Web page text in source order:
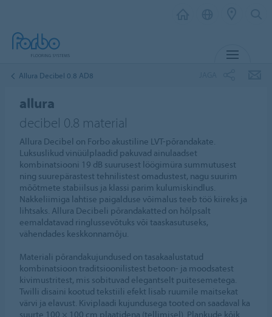
Allura Decibel 0.8 AD8
allura
decibel 0.8 material
Allura Decibel on Forbo akustiline LVT-põrandakate.
Luksuslikud vinüülplaadid pakuvad ainulaadset
kombinatsiooni 19 dB suurusest löögimüra summutusest
ning suurepärastest tehnilistest omadustest, nagu suurim
mõõtmete stabiilsus ja klassi parim kulumiskindlus.
Nakkeliimiga lahtise paigalduse võimalus teeb töö kiireks ja
lihtsaks. Allura Decibeli põrandakatted on hõlpsalt
eemaldatavad ringlussevõtuks või taaskasutuseks,
vähendades keskkonnamõju.
Materiali põrandakujundused on tasakaalustatud
kombinatsioon traditsioonilistest betoon- ja moodsatest
kivimustritest, mis sobituvad elegantselt puitesemetega.
Twilli disaini kootud tekstiili efekt lisab ruumile maitsekat
värvi ja elavust. Kiviplaadi kujundusega tooted on saadaval ka
suurte 100 × 100 cm plaatidena (tellimisel). Plankude kõik